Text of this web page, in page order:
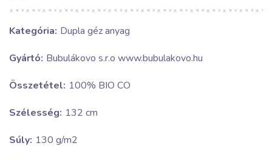
Kategória: Dupla géz anyag
Gyártó: Bubulákovo s.r.o www.bubulakovo.hu
Összetétel: 100% BIO CO
Szélesség: 132 cm
Súly: 130 g/m2